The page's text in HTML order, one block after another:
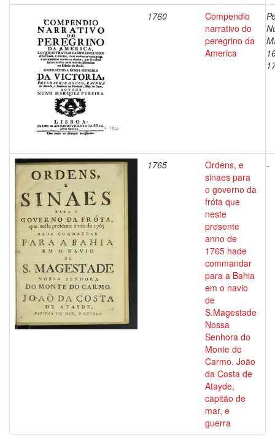
1760
Compendio
narrativo do
peregrino da
America
1765
Ordens, e
sinaes para
o governo da
fróta que
neste
presente
anno de
1765 hade
commandar
para a Bahia
em o navio
de
S.Magestade
Nossa
Senhora do
Monte do
Carmo. João
da Costa de
Atayde,
capitão de
mar, e
guerra
-